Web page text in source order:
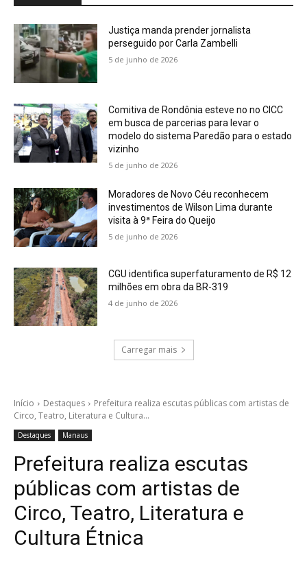
Justiça manda prender jornalista
perseguido por Carla Zambelli
5 de junho de 2026
Comitiva de Rondônia esteve no no CICC
em busca de parcerias para levar o
modelo do sistema Paredão para o estado
vizinho
5 de junho de 2026
Moradores de Novo Céu reconhecem
investimentos de Wilson Lima durante
visita à 9ª Feira do Queijo
5 de junho de 2026
CGU identifica superfaturamento de R$ 12
milhões em obra da BR-319
4 de junho de 2026
Carregar mais